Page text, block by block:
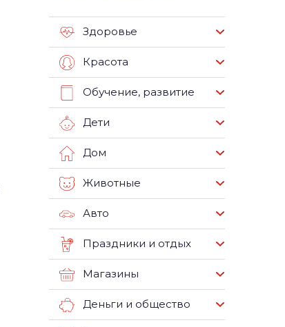
Здоровье
Красота
Обучение, развитие
Дети
Дом
Животные
Авто
Праздники и отдых
Магазины
Деньги и общество